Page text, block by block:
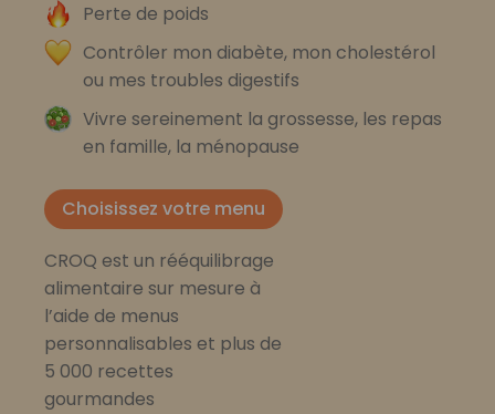
Perte de poids
Contrôler mon diabète, mon cholestérol
ou mes troubles digestifs
Vivre sereinement la grossesse, les repas
en famille, la ménopause
Choisissez votre menu
CROQ est un rééquilibrage
alimentaire sur mesure à
l’aide de menus
personnalisables et plus de
5 000 recettes
gourmandes